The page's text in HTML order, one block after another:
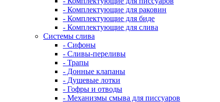
- Комплектующие для раковин
- Комплектующие для биде
- Комплектующие для слива
Системы слива
- Сифоны
- Сливы-переливы
- Трапы
- Донные клапаны
- Душевые лотки
- Гофры и отводы
- Механизмы смыва для писсуаров